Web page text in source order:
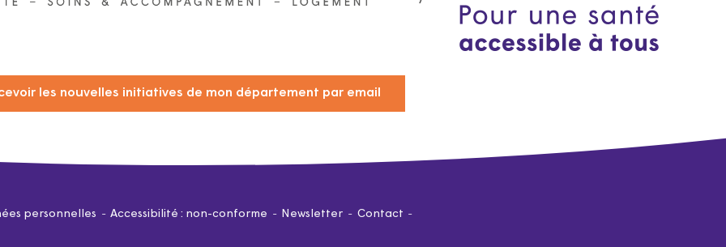
les nouvelles initiatives de mon département par email
personnelles Accessibilité : non-conforme Newsletter Contact